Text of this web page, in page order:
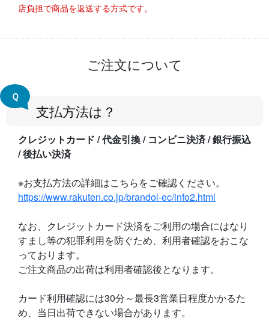
店負担で商品を返送する方式です。
ご注文について
Ｑ
支払方法は？
クレジットカード / 代金引換 / コンビニ決済 / 銀行振込
/ 後払い決済
※お支払方法の詳細はこちらをご確認ください。
https://www.rakuten.co.jp/brandol-ec/info2.html
なお、クレジットカード決済をご利用の場合にはなり
すまし等の犯罪利用を防ぐため、利用者確認をおこな
っております。
ご注文商品の出荷は利用者確認後となります。
カード利用確認には30分～最長3営業日程度かかるた
め、当日出荷できない場合があります。